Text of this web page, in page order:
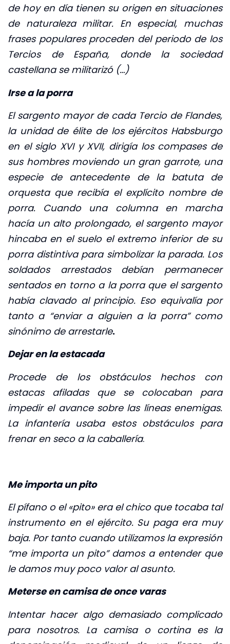
de hoy en día tienen su origen en situaciones
de naturaleza militar. En especial, muchas
frases populares proceden del periodo de los
Tercios de España, donde la sociedad
castellana se militarizó (…)
Irse a la porra
El sargento mayor de cada Tercio de Flandes,
la unidad de élite de los ejércitos Habsburgo
en el siglo XVI y XVII, dirigía los compases de
sus hombres moviendo un gran garrote, una
especie de antecedente de la batuta de
orquesta que recibía el explícito nombre de
porra. Cuando una columna en marcha
hacía un alto prolongado, el sargento mayor
hincaba en el suelo el extremo inferior de su
porra distintiva para simbolizar la parada. Los
soldados arrestados debían permanecer
sentados en torno a la porra que el sargento
había clavado al principio. Eso equivalía por
tanto a “enviar a alguien a la porra” como
sinónimo de arrestarle.
Dejar en la estacada
Procede de los obstáculos hechos con
estacas afiladas que se colocaban para
impedir el avance sobre las líneas enemigas.
La infantería usaba estos obstáculos para
frenar en seco a la caballería.
Me importa un pito
El pífano o el «pito» era el chico que tocaba tal
instrumento en el ejército. Su paga era muy
baja. Por tanto cuando utilizamos la expresión
“me importa un pito” damos a entender que
le damos muy poco valor al asunto.
Meterse en camisa de once varas
Intentar hacer algo demasiado complicado
para nosotros. La camisa o cortina es la